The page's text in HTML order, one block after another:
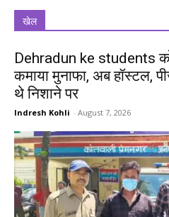
खेल
Dehradun ke students
कमाया मुनाफा, अब हॉस्टल,
थे निशाने पर
Indresh Kohli - August 7, 2026